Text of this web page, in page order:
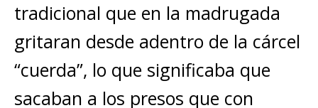
tradicional que en la madrugada
gritaran desde adentro de la cárcel
“cuerda”, lo que significaba que
sacaban a los presos que con